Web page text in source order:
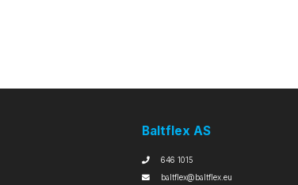
Baltflex AS
646 1015
baltflex@baltflex.eu